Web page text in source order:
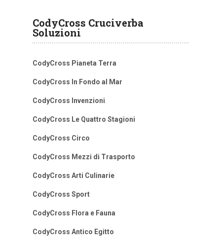
CodyCross Cruciverba
Soluzioni
CodyCross Pianeta Terra
CodyCross In Fondo al Mar
CodyCross Invenzioni
CodyCross Le Quattro Stagioni
CodyCross Circo
CodyCross Mezzi di Trasporto
CodyCross Arti Culinarie
CodyCross Sport
CodyCross Flora e Fauna
CodyCross Antico Egitto